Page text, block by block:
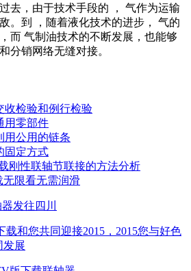
，由于技术手段的 ， 气作为运输
。到 ，随着液化技术的进步， 气的
，而 气制油技术的不断发展，也能够
销网络无缝对接。
收检验和例行检验
用零部件
用公用的链条
固定方式
刚性联轴节联接的方法分析
无限看无需润滑
发往四川
和您共同迎接2015，2015您与好色
发展